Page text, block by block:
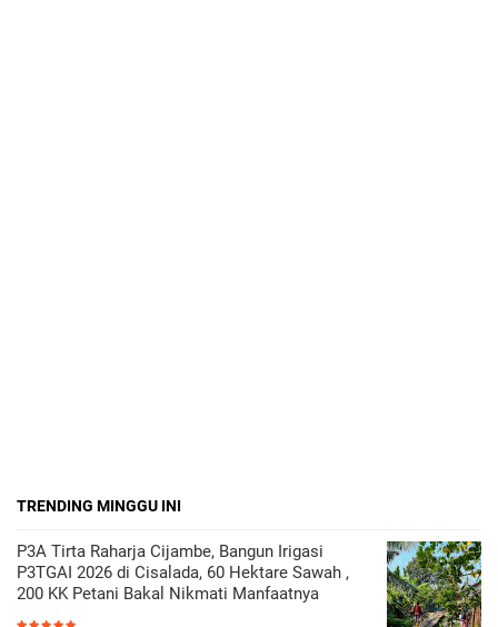
TRENDING MINGGU INI
P3A Tirta Raharja Cijambe, Bangun Irigasi
P3TGAI 2026 di Cisalada, 60 Hektare Sawah ,
200 KK Petani Bakal Nikmati Manfaatnya